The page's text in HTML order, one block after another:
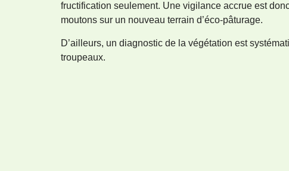
fructification seulement. Une vigilance accrue est
moutons sur un nouveau terrain d’éco-pâturage.
D’ailleurs, un diagnostic de la végétation est
troupeaux.